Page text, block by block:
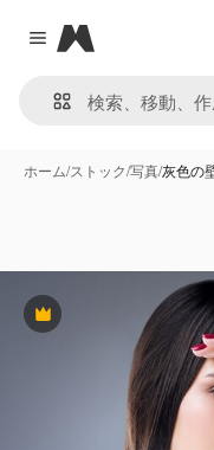
Close menu
Magnific
ホーム/ストック/写真/灰色の
Premium